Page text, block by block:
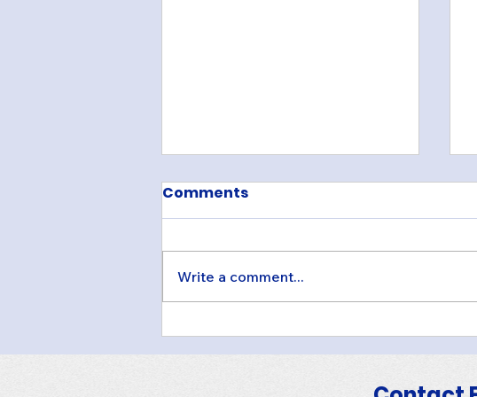
FASCA San Diego
Supports Shelter
Comments
Write a comment...